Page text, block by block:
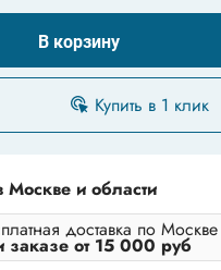
В корзину
Купить в 1 клик
Москве и области
доставка по Москве
заказе от 15 000 руб